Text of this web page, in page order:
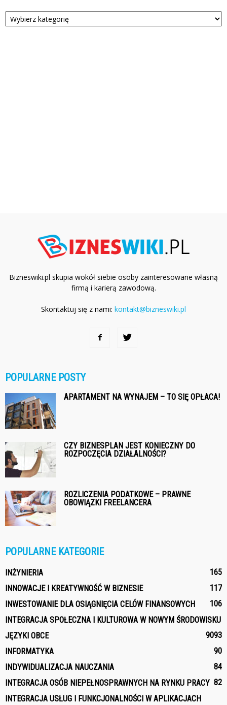
Kategorie
Bizneswiki.pl skupia wokół siebie osoby zainteresowane własną
firmą i karierą zawodową.
Skontaktuj się z nami: kontakt@bizneswiki.pl
POPULARNE POSTY
APARTAMENT NA WYNAJEM – TO SIĘ OPŁACA!
CZY BIZNESPLAN JEST KONIECZNY DO
ROZPOCZĘCIA DZIAŁALNOŚCI?
ROZLICZENIA PODATKOWE – PRAWNE
OBOWIĄZKI FREELANCERA
POPULARNE KATEGORIE
INŻYNIERIA
165
INNOWACJE I KREATYWNOŚĆ W BIZNESIE
117
INWESTOWANIE DLA OSIĄGNIĘCIA CELÓW FINANSOWYCH
106
INTEGRACJA SPOŁECZNA I KULTUROWA W NOWYM ŚRODOWISKU
93
JĘZYKI OBCE
90
INFORMATYKA
90
INDYWIDUALIZACJA NAUCZANIA
84
INTEGRACJA OSÓB NIEPEŁNOSPRAWNYCH NA RYNKU PRACY 82
INTEGRACJA USŁUG I FUNKCJONALNOŚCI W APLIKACJACH